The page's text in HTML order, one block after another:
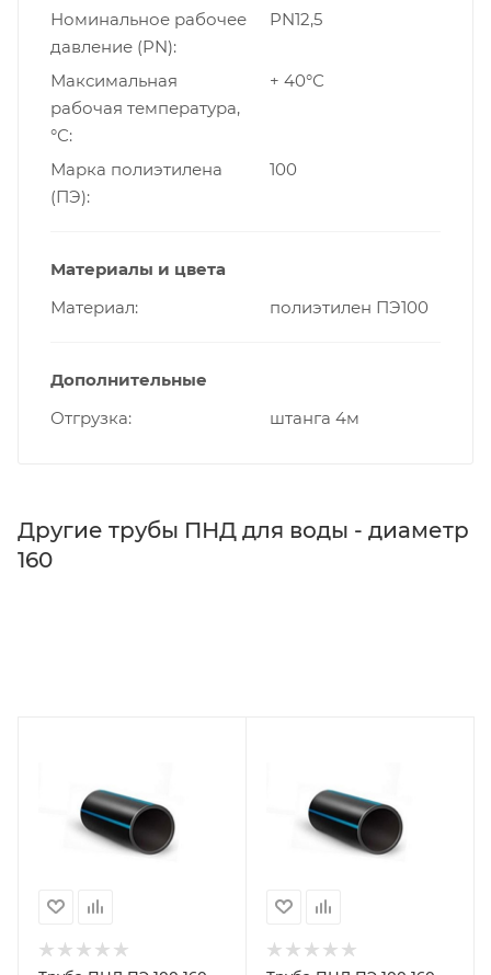
Номинальное рабочее
давление (PN)
PN12,5
Максимальная
рабочая температура,
°С
+ 40°С
Марка полиэтилена
(ПЭ)
100
Материалы и цвета
Материал
полиэтилен ПЭ100
Дополнительные
Отгрузка
штанга 4м
Другие трубы ПНД для воды - диаметр
160